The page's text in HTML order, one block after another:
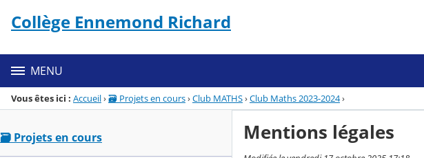
Menu de la rubrique
Contenu
Collège Ennemond Richard
MENU
Vous êtes ici : Accueil›🗃️ Projets en cours›Club MATHS›Club Maths 2023-2024›
🗃️ Projets en cours Mentions légales